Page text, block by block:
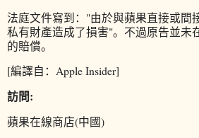
法庭文件寫到："由於與蘋果直接或間
私有財產造成了損害"。不過原告並未
的賠償。
[編譯自：Apple Insider]
訪問:
蘋果在線商店(中國)